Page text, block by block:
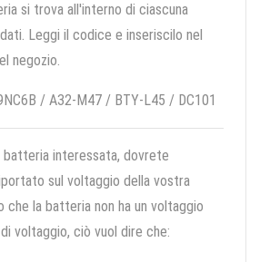
si trova all'interno di ciascuna
Leggi il codice e inseriscilo nel
negozio.
/ A32-M47 / BTY-L45 / DC101
batteria interessata, dovrete
sul voltaggio della vostra
la batteria non ha un voltaggio
di voltaggio, ciò vuol dire che: